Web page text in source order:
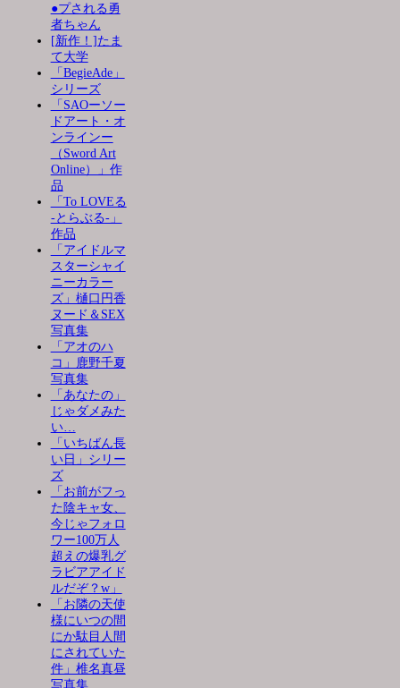
●プされる勇
者ちゃん
[新作！]たま
て大学
「BegieAde」
シリーズ
「SAOーソー
ドアート・オ
ンラインー
（Sword Art
Online）」作
品
「To LOVEる
-とらぶる-」
作品
「アイドルマ
スターシャイ
ニーカラー
ズ」樋口円香
ヌード＆SEX
写真集
「アオのハ
コ」鹿野千夏
写真集
「あなたの」
じゃダメみた
い…
「いちばん長
い日」シリー
ズ
「お前がフっ
た陰キャ女、
今じゃフォロ
ワー100万人
超えの爆乳グ
ラビアアイド
ルだぞ？w」
「お隣の天使
様にいつの間
にか駄目人間
にされていた
件」椎名真昼
写真集